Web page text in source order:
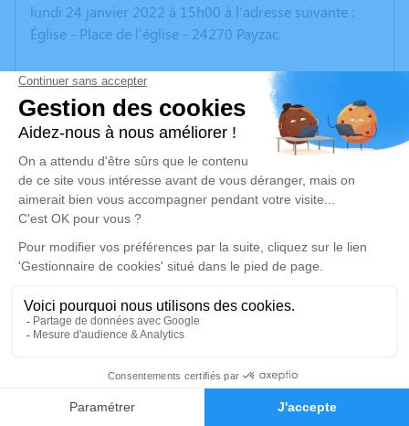
Faire-part Hommages
lundi 24 janvier 2022 à 15h00 à l'adresse suivante :
Église - Place de l'église - 24270 Payzac.
Un service de plantation d’arbre hommage est
disponible ici.
Je rends hommage
Cérémonie religieuse
lundi 24 janvier 2022 à 15h00
Église de Payzac
Payzac
Déroulé des obsèques